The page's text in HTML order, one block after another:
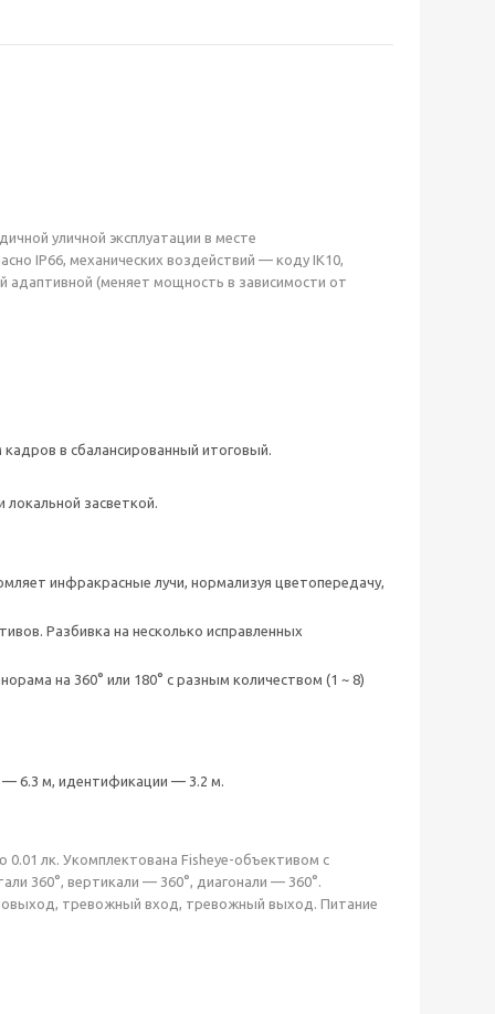
уличной эксплуатации в месте
IP66, механических воздействий — коду IK10,
(меняет мощность в зависимости от
в сбалансированный итоговый.
засветкой.
инфракрасные лучи, нормализуя цветопередачу,
Разбивка на несколько исправленных
на 360° или 180° с разным количеством (1 ~ 8)
6.3 м, идентификации — 3.2 м.
0.01 лк. Укомплектована Fisheye-объективом с
360°, вертикали — 360°, диагонали — 360°.
тревожный вход, тревожный выход. Питание